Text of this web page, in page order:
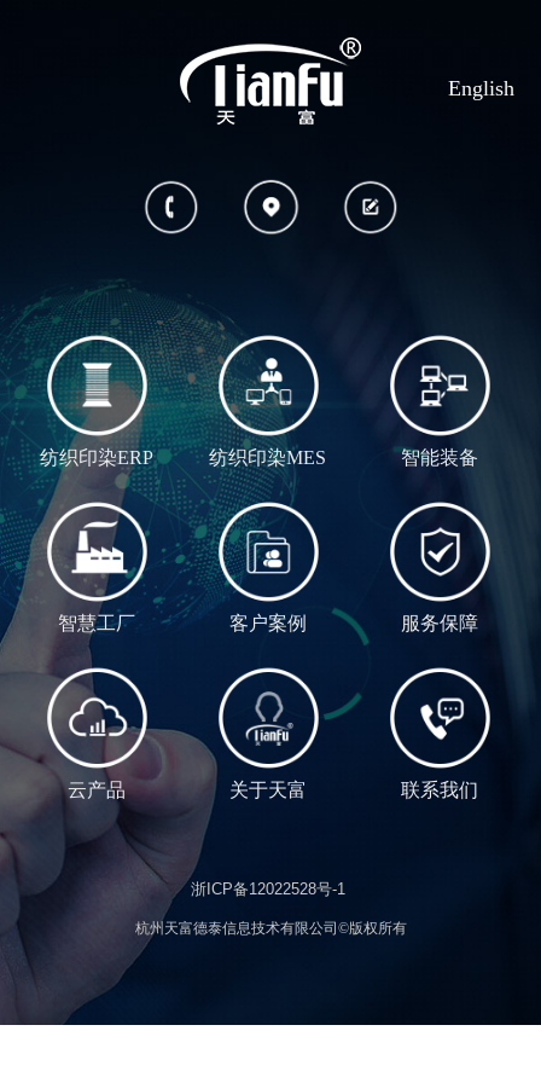
English
纺织印染ERP 纺织印染MES 智能装备
智慧工厂 客户案例 服务保障
云产品 关于天富 联系我们
浙ICP备12022528号-1
杭州天富德泰信息技术有限公司©版权所有